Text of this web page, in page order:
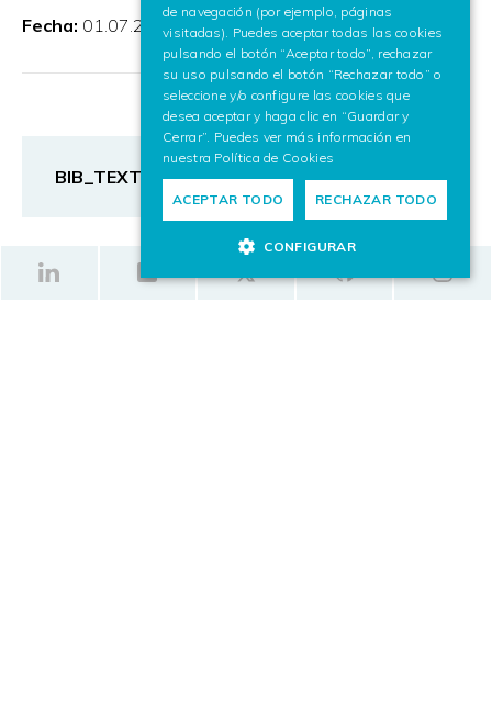
Fecha: 01.07.2003
BIB_TEXT
de navegación (por ejemplo, páginas
visitadas). Puedes aceptar todas las cookies
pulsando el botón “Aceptar todo”, rechazar
su uso pulsando el botón “Rechazar todo” o
seleccione y/o configure las cookies que
desea aceptar y haga clic en “Guardar y
Cerrar”. Puedes ver más información en
nuestra Política de Cookies
ACEPTAR TODO RECHAZAR TODO
CONFIGURAR